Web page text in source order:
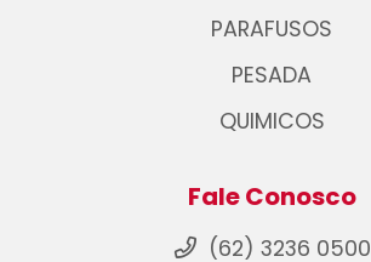
PARAFUSOS
PESADA
QUIMICOS
Fale Conosco
(62) 3236 0500